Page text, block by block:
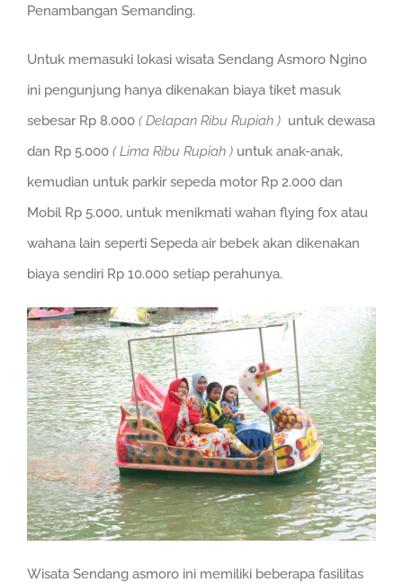
Penambangan Semanding.
Untuk memasuki lokasi wisata Sendang Asmoro Ngino
ini pengunjung hanya dikenakan biaya tiket masuk
sebesar Rp 8.000 ( Delapan Ribu Rupiah ) untuk dewasa
dan Rp 5.000 ( Lima Ribu Rupiah ) untuk anak-anak,
kemudian untuk parkir sepeda motor Rp 2.000 dan
Mobil Rp 5.000, untuk menikmati wahan flying fox atau
wahana lain seperti Sepeda air bebek akan dikenakan
biaya sendiri Rp 10.000 setiap perahunya.
Wisata Sendang asmoro ini memiliki beberapa fasilitas